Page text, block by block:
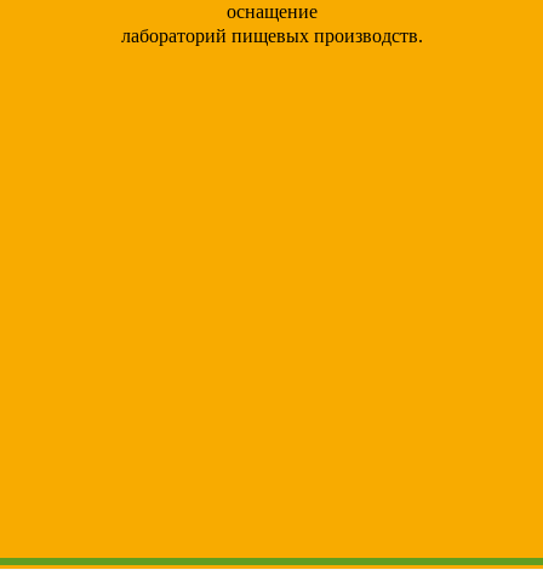
оснащение
лабораторий пищевых производств.